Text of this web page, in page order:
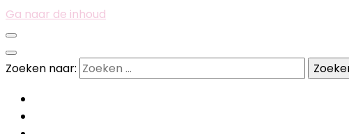
Ga naar de inhoud
Zoeken naar: